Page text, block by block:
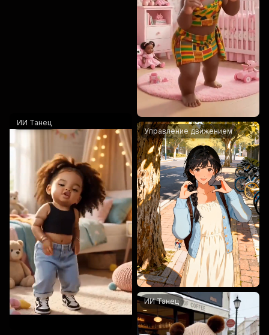
ИИ Танец dancing
Управление движением
ИИ Танец